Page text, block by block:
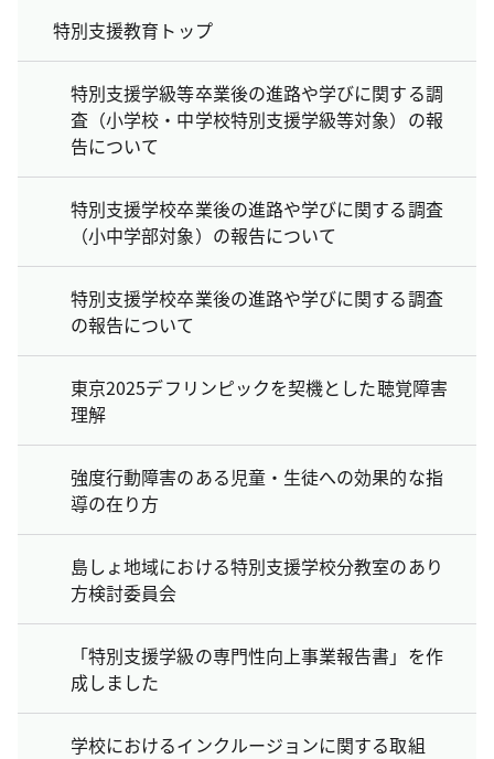
特別支援教育トップ
特別支援学級等卒業後の進路や学びに関する調
査（小学校・中学校特別支援学級等対象）の報
告について
特別支援学校卒業後の進路や学びに関する調査
（小中学部対象）の報告について
特別支援学校卒業後の進路や学びに関する調査
の報告について
東京2025デフリンピックを契機とした聴覚障害
理解
強度行動障害のある児童・生徒への効果的な指
導の在り方
島しょ地域における特別支援学校分教室のあり
方検討委員会
「特別支援学級の専門性向上事業報告書」を作
成しました
学校におけるインクルージョンに関する取組